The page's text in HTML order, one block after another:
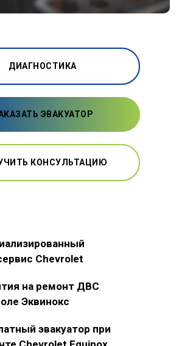
ДИАГНОСТИКА
ЭВАКУАТОР
КОНСУЛЬТАЦИЮ
Chevrolet
на ремонт ДВС
Эквинокс
эвакуатор при